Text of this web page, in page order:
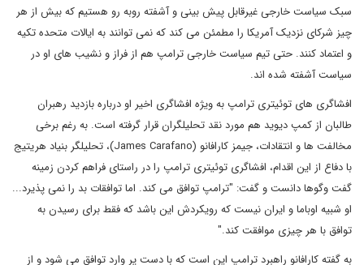
سبک سیاست خارجی غیرقابل پیش بینی و آشفته روبه رو هستیم که بیش از هر
چیز شرکای نزدیک آمریکا را مطمئن می کند که نمی توانند به ایالات متحده تکیه
و اعتماد کنند. حتی تیم سیاست خارجی ترامپ هم از فراز و نشیب های او در
سیاست آشفته شده اند.
افشاگری های توئیتری ترامپ به ویژه افشاگری اخیر او درباره بازدید رهبران
طالبان از کمپ دیوید هم مورد نقد تحلیلگران قرار گرفته است. به رغم برخی
مخالفت ها و انتقادات، جیمز کارافانو (James Carafano)، تحلیلگر بنیاد هریتیج
با دفاع از این اقدام، افشاگری توئیتری ترامپ را در راستای فراهم کردن زمینه
گفت وگوها دانست و گفت: "ترامپ توافق می کند. اما توافقات بد را نمی پذیرد...
او شبیه اوباما و ایران نیست که رویکردش این باشد که فقط برای رسیدن به
توافق با هر چیزی موافقت کند."
به گفته کارافانو راهبرد ترامپ این است که با دست پر وارد توافق می شود و از